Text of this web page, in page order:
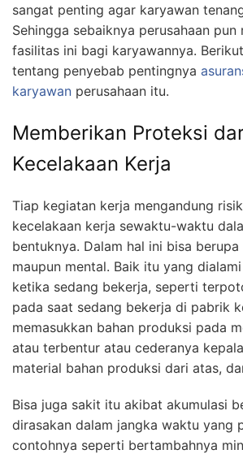
sangat penting agar karyawan
Sehingga sebaiknya perusahaan pun
fasilitas ini bagi karyawannya.
tentang penyebab pentingnya
karyawan perusahaan itu.
Memberikan Proteksi
Kecelakaan Kerja
Tiap kegiatan kerja mengandung
kecelakaan kerja sewaktu-waktu
bentuknya. Dalam hal ini bisa
maupun mental. Baik itu yang
ketika sedang bekerja, seperti
pada saat sedang bekerja di pabrik
memasukkan bahan produksi pada
atau terbentur atau cederanya
material bahan produksi dari atas,
Bisa juga sakit itu akibat akumulasi
dirasakan dalam jangka waktu yang
contohnya seperti bertambahnya